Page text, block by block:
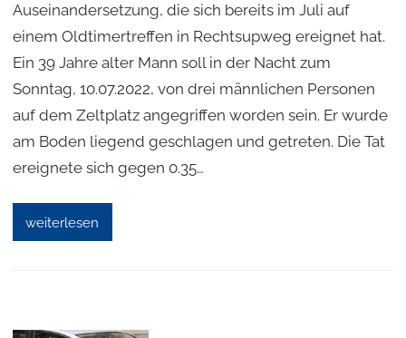
Auseinandersetzung, die sich bereits im Juli auf
einem Oldtimertreffen in Rechtsupweg ereignet hat.
Ein 39 Jahre alter Mann soll in der Nacht zum
Sonntag, 10.07.2022, von drei männlichen Personen
auf dem Zeltplatz angegriffen worden sein. Er wurde
am Boden liegend geschlagen und getreten. Die Tat
ereignete sich gegen 0.35…
weiterlesen